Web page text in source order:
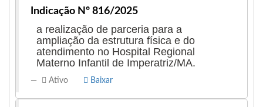
Indicação Nº 816/2025
a realização de parceria para a
ampliação da estrutura física e do
atendimento no Hospital Regional
Materno Infantil de Imperatriz/MA.
Ativo Baixar